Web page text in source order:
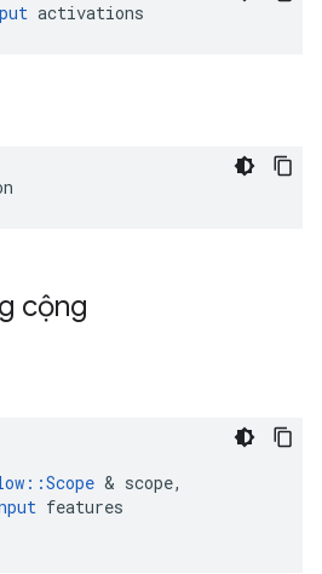
activations
cộng
::Scope & scope,
features